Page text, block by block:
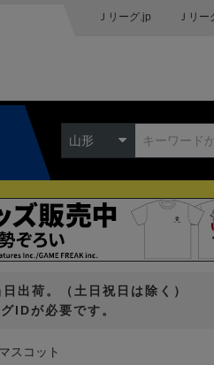
Ｊリーグ.jp Ｊリー
山形
出荷。（土日祝日は除く）
IDが必要です。
スコット